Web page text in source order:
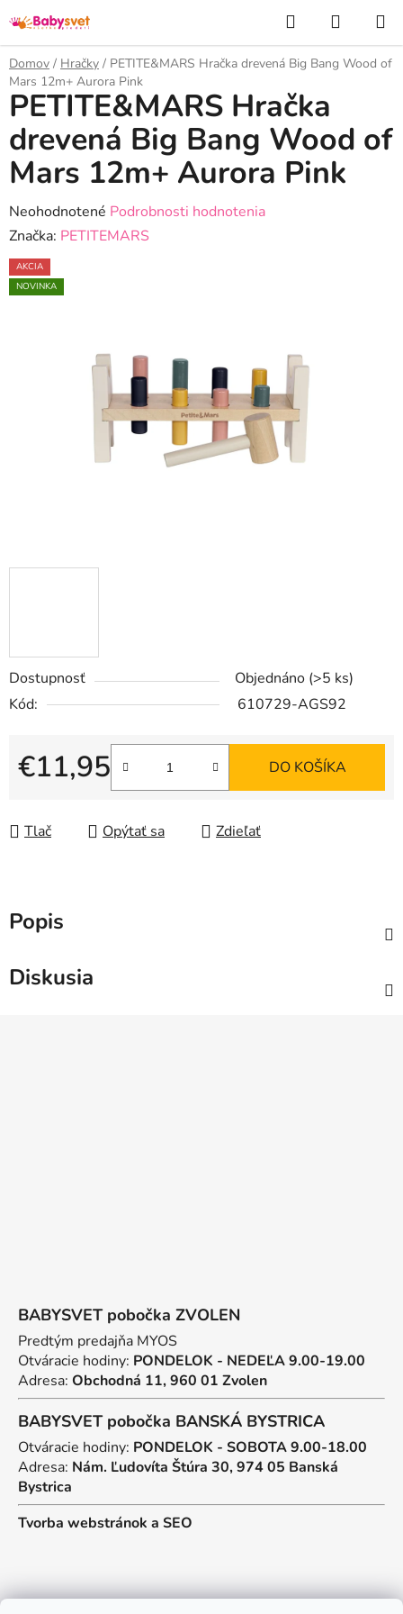
na
obsah
Hľadať
KOŠÍK
Domov / Hračky / PETITE&MARS Hračka drevená Big Bang Wood of
Mars 12m+ Aurora Pink
Dostupnosť Objednáno (>5 ks)
Kód:
610729-AGS92
€11,95
Jednotková cena:
DO KOŠÍKA
Tlač Opýtať sa Zdieľať
PETITE&MARS Hračka
drevená Big Bang Wood of
Mars 12m+ Aurora Pink
Priemerné
hodnotenie
produktu
je
Neohodnotené Podrobnosti hodnotenia
Značka: PETITEMARS
AKCIA
NOVINKA
Popis
Diskusia
BABYSVET pobočka ZVOLEN
Predtým predajňa MYOS
Otváracie hodiny: PONDELOK - NEDEĽA 9.00-19.00
Adresa: Obchodná 11, 960 01 Zvolen
BABYSVET pobočka BANSKÁ BYSTRICA
Otváracie hodiny: PONDELOK - SOBOTA 9.00-18.00
Adresa: Nám. Ľudovíta Štúra 30, 974 05 Banská
Bystrica
Tvorba webstránok a SEO